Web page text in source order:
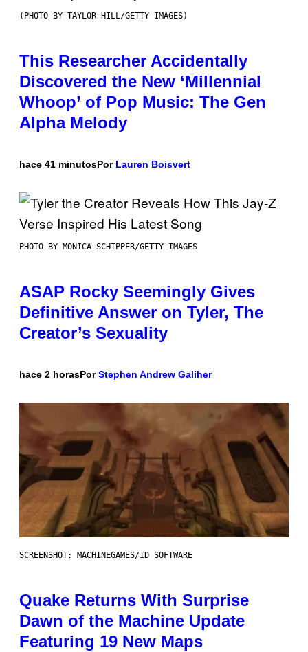
(PHOTO BY TAYLOR HILL/GETTY IMAGES)
This Researcher Accidentally
Discovered the New ‘Millennial
Whoop’ of Pop Music: The Gen
Alpha Melody
hace 41 minutosPor Lauren Boisvert
PHOTO BY MONICA SCHIPPER/GETTY IMAGES
ASAP Rocky Seemingly Gives
Definitive Answer on Tyler, The
Creator’s Sexuality
hace 2 horasPorStephen Andrew Galiher
SCREENSHOT: MACHINEGAMES/ID SOFTWARE
Quake Returns With Surprise
Dawn of the Machine Update
Featuring 19 New Maps